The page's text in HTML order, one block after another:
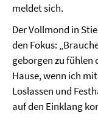
meldet sich.
Der Vollmond in
den Fokus:
geborgen zu fühlen
Hause, wenn ich
Loslassen und
auf den Einklang